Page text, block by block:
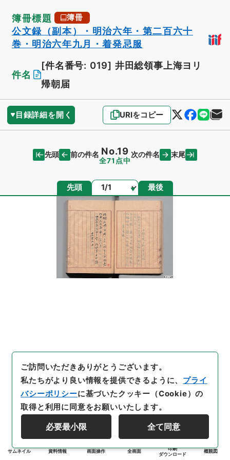
簿冊標題 簿冊
公文録（副本）・明治六年・第二百六十
巻・明治六年九月・着発忌服
件名
[件名番号: 019] 井田総領事上海ヨリ
帰朝届
目録詳細を開く URIをコピー
先頭 前の件名 No.19
全71点中
次の件名 末尾
先頭 ページ 最後
サムネイル 資料情報 画面操作 全画面
印刷
ダウンロード
概観図
ご訪問いただきありがとうございます。
私たちがより良い情報を提供できるように、 プライ
バシーポリシーに基づいたクッキー（Cookie）の
取得と利用に同意をお願いいたします。
必要最小限 全て同意